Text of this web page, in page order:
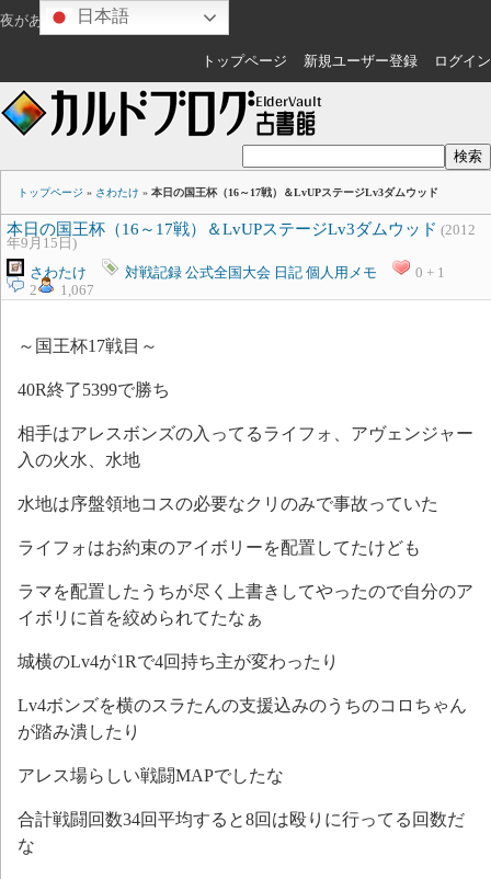
夜があけますね ゲスト
トップページ 新規ユーザー登録 ログイン
トップページ » さわたけ » 本日の国王杯（16～17戦）＆LvUPステージLv3ダムウッド
本日の国王杯（16～17戦）＆LvUPステージLv3ダムウッド (2012
年9月15日)
さわたけ
対戦記録 公式全国大会 日記 個人用メモ
0 + 1
2
1,067
～国王杯17戦目～
40R終了5399で勝ち
相手はアレスボンズの入ってるライフォ、アヴェンジャー
入の火水、水地
水地は序盤領地コスの必要なクリのみで事故っていた
ライフォはお約束のアイボリーを配置してたけども
ラマを配置したうちが尽く上書きしてやったので自分のア
イボリに首を絞められてたなぁ
城横のLv4が1Rで4回持ち主が変わったり
Lv4ボンズを横のスラたんの支援込みのうちのコロちゃん
が踏み潰したり
アレス場らしい戦闘MAPでしたな
合計戦闘回数34回平均すると8回は殴りに行ってる回数だ
な
日本語